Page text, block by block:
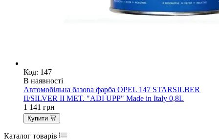
Код: 147
В наявності
Автомобільна базова фарба OPEL 147 STARSILBER
II/SILVER II MET. "ADI UPP" Made in Italy 0,8L
1 141 грн
Купити
Каталог товарів